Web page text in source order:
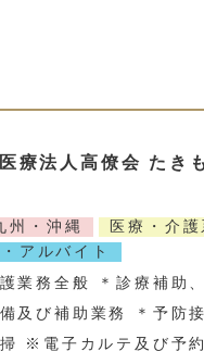
療法人高僚会 たき
州・沖縄 医療・介護
アルバイト
業務全般 ＊診療補助
及び補助業務 ＊予防
※電子カルテ及び予